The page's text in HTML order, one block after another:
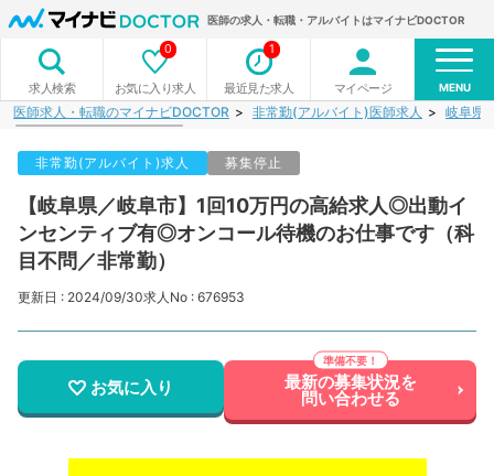
医師の求人・転職・アルバイトはマイナビDOCTOR
求人検索 お気に入り求人
0
最近見た求人
1
マイページ MENU
医師求人・転職のマイナビDOCTOR 非常勤(アルバイト)医師求人 岐阜県
非常勤(アルバイト)求人 募集停止
【岐阜県／岐阜市】1回10万円の高給求人◎出動イ
ンセンティブ有◎オンコール待機のお仕事です（科
目不問／非常勤）
更新日 : 2024/09/30求人No : 676953
お気に入り 最新の募集状況を
問い合わせる